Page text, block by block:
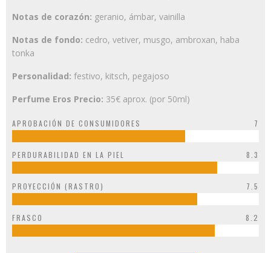
Notas de corazón: geranio, ámbar, vainilla
Notas de fondo: cedro, vetiver, musgo, ambroxan, haba
tonka
Personalidad: festivo, kitsch, pegajoso
Perfume Eros Precio: 35€ aprox. (por 50ml)
APROBACIÓN DE CONSUMIDORES 7
PERDURABILIDAD EN LA PIEL 8.3
PROYECCIÓN (RASTRO) 7.5
FRASCO 8.2